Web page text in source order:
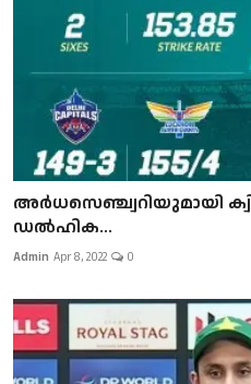
അര്‍ധസെഞ്ച്വറിയുമായി
ഡല്‍ഹിക...
Admin Apr 8, 2022 0